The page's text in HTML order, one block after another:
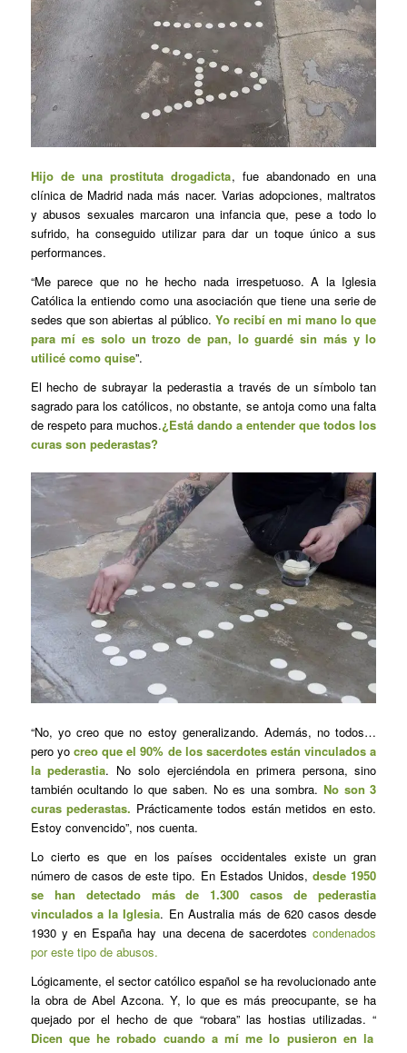
Hijo de una prostituta drogadicta, fue abandonado en una
clínica de Madrid nada más nacer. Varias adopciones, maltratos
y abusos sexuales marcaron una infancia que, pese a todo lo
sufrido, ha conseguido utilizar para dar un toque único a sus
performances.
“Me parece que no he hecho nada irrespetuoso. A la Iglesia
Católica la entiendo como una asociación que tiene una serie de
sedes que son abiertas al público. Yo recibí en mi mano lo que
para mí es solo un trozo de pan, lo guardé sin más y lo
utilicé como quise”.
El hecho de subrayar la pederastia a través de un símbolo tan
sagrado para los católicos, no obstante, se antoja como una falta
de respeto para muchos.¿Está dando a entender que todos los
curas son pederastas?
“No, yo creo que no estoy generalizando. Además, no todos…
pero yo creo que el 90% de los sacerdotes están vinculados a
la pederastia. No solo ejerciéndola en primera persona, sino
también ocultando lo que saben. No es una sombra. No son 3
curas pederastas. Prácticamente todos están metidos en esto.
Estoy convencido”, nos cuenta.
Lo cierto es que en los países occidentales existe un gran
número de casos de este tipo. En Estados Unidos,desde 1950
se han detectado más de 1.300 casos de pederastia
vinculados a la Iglesia. En Australia más de 620 casos desde
1930 y en España hay una decena de sacerdotescondenados
por este tipo de abusos.
Lógicamente, el sector católico español se ha revolucionado ante
la obra de Abel Azcona. Y, lo que es más preocupante, se ha
quejado por el hecho de que “robara” las hostias utilizadas. “
Dicen que he robado cuando a mí me lo pusieron en la